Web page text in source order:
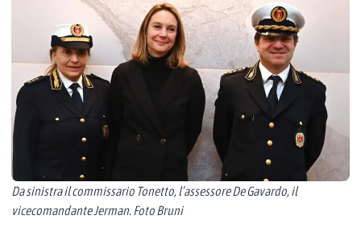
Da sinistra il commissario Tonetto, l’assessore De Gavardo, il
vicecomandante Jerman. Foto Bruni